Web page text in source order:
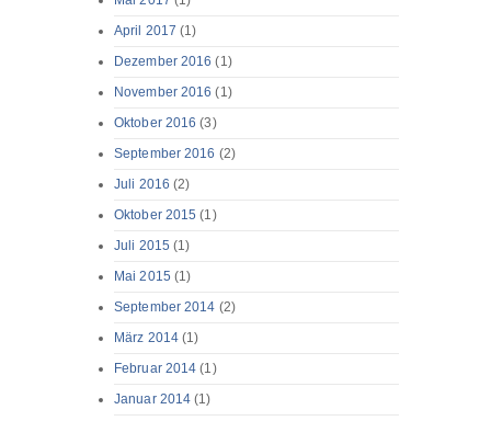
April 2017 (1)
Dezember 2016 (1)
November 2016 (1)
Oktober 2016 (3)
September 2016 (2)
Juli 2016 (2)
Oktober 2015 (1)
Juli 2015 (1)
Mai 2015 (1)
September 2014 (2)
März 2014(1)
Februar 2014 (1)
Januar 2014 (1)